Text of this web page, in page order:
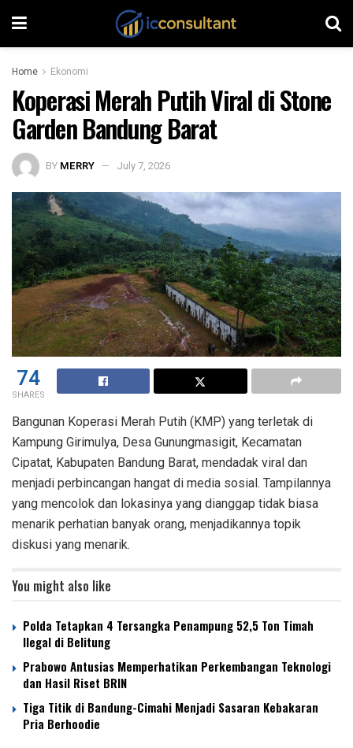
Home Ekonomi
Koperasi Merah Putih Viral di Stone
Garden Bandung Barat
BY MERRY July 7, 2026
74
SHARES
Bangunan Koperasi Merah Putih (KMP) yang terletak di
Kampung Girimulya, Desa Gunungmasigit, Kecamatan
Cipatat, Kabupaten Bandung Barat, mendadak viral dan
menjadi perbincangan hangat di media sosial. Tampilannya
yang mencolok dan lokasinya yang dianggap tidak biasa
menarik perhatian banyak orang, menjadikannya topik
diskusi yang menarik.
You might also like
Polda Tetapkan 4 Tersangka Penampung 52,5 Ton Timah
Ilegal di Belitung
Prabowo Antusias Memperhatikan Perkembangan Teknologi
dan Hasil Riset BRIN
Tiga Titik di Bandung-Cimahi Menjadi Sasaran Kebakaran
Pria Berhoodie